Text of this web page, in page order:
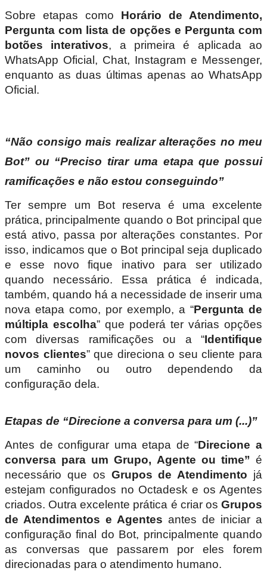
Sobre etapas como Horário de Atendimento,
Pergunta com lista de opções e Pergunta com
botões interativos, a primeira é aplicada ao
WhatsApp Oficial, Chat, Instagram e Messenger,
enquanto as duas últimas apenas ao WhatsApp
Oficial.
“Não consigo mais realizar alterações no meu
Bot” ou “Preciso tirar uma etapa que possui
ramificações e não estou conseguindo”
Ter sempre um Bot reserva é uma excelente
prática, principalmente quando o Bot principal que
está ativo, passa por alterações constantes. Por
isso, indicamos que o Bot principal seja duplicado
e esse novo fique inativo para ser utilizado
quando necessário. Essa prática é indicada,
também, quando há a necessidade de inserir uma
nova etapa como, por exemplo, a “Pergunta de
múltipla escolha” que poderá ter várias opções
com diversas ramificações ou a “Identifique
novos clientes” que direciona o seu cliente para
um caminho ou outro dependendo da
configuração dela.
Etapas de “Direcione a conversa para um (...)”
Antes de configurar uma etapa de “Direcione a
conversa para um Grupo, Agente ou time” é
necessário que os Grupos de Atendimento já
estejam configurados no Octadesk e os Agentes
criados. Outra excelente prática é criar os Grupos
de Atendimentos e Agentes antes de iniciar a
configuração final do Bot, principalmente quando
as conversas que passarem por eles forem
direcionadas para o atendimento humano.